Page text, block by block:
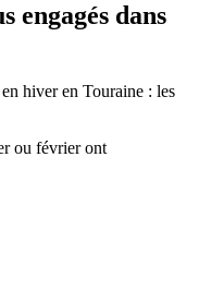
engagés dans
hiver en Touraine : les
ou février ont